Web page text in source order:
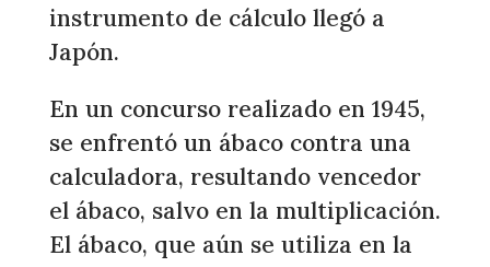
instrumento de cálculo llegó a
Japón.
En un concurso realizado en 1945,
se enfrentó un ábaco contra una
calculadora, resultando vencedor
el ábaco, salvo en la multiplicación.
El ábaco, que aún se utiliza en la